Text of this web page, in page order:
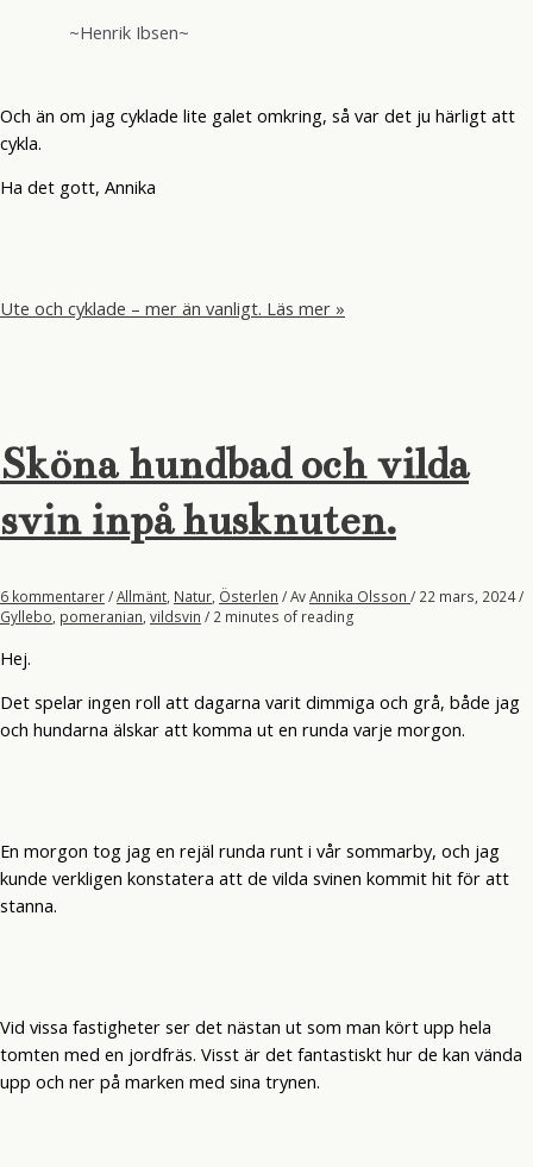
~Henrik Ibsen~
Och än om jag cyklade lite galet omkring, så var det ju härligt att
cykla.
Ha det gott, Annika
Ute och cyklade – mer än vanligt. Läs mer »
Sköna hundbad och vilda
svin inpå husknuten.
6 kommentarer/Allmänt Natur Österlen / AvAnnika Olsson / 22 mars, 2024/
Gyllebo pomeranian vildsvin / 2 minutes of reading
Hej.
Det spelar ingen roll att dagarna varit dimmiga och grå, både jag
och hundarna älskar att komma ut en runda varje morgon.
En morgon tog jag en rejäl runda runt i vår sommarby, och jag
kunde verkligen konstatera att de vilda svinen kommit hit för att
stanna.
Vid vissa fastigheter ser det nästan ut som man kört upp hela
tomten med en jordfräs. Visst är det fantastiskt hur de kan vända
upp och ner på marken med sina trynen.